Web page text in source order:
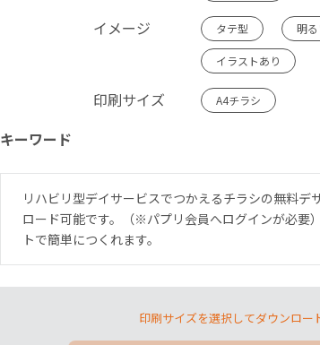
イメージ タテ型 明
イラストあり
印刷サイズ A4チラシ
キーワード
リハビリ型デイサービスでつかえるチラシの無料デ
ロード可能です。（※パプリ会員へログインが必要
トで簡単につくれます。
印刷サイズを選択してダウンロー